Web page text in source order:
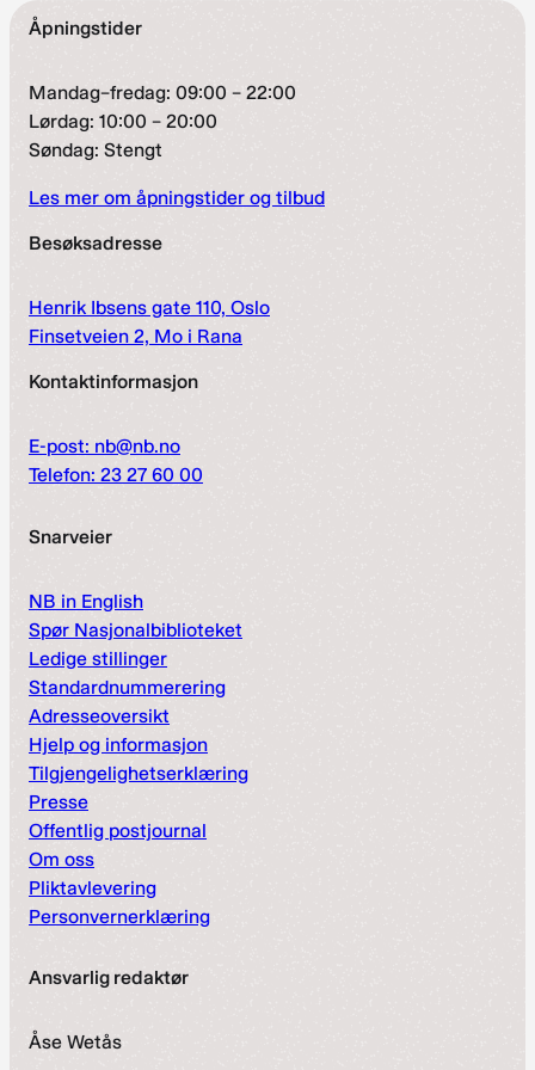
Åpningstider
Mandag–fredag: 09:00 – 22:00
Lørdag: 10:00 – 20:00
Søndag: Stengt
Les mer om åpningstider og tilbud
Besøksadresse
Henrik Ibsens gate 110, Oslo
Finsetveien 2, Mo i Rana
Kontaktinformasjon
E-post: nb@nb.no
Telefon: 23 27 60 00
Snarveier
NB in English
Spør Nasjonalbiblioteket
Ledige stillinger
Standardnummerering
Adresseoversikt
Hjelp og informasjon
Tilgjengelighetserklæring
Presse
Offentlig postjournal
Om oss
Pliktavlevering
Personvernerklæring
Ansvarlig redaktør
Åse Wetås